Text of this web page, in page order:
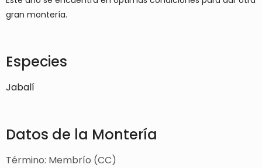
gran montería.
Especies
Jabalí
Datos de la Montería
Término: Membrío (CC)